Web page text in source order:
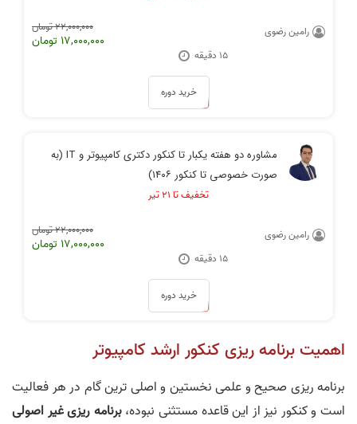
22,000,000 تومان
17,000,000 تومان
رامین رضوی
۱۵ دقیقه
خرید دوره
مشاوره دو هفته یکبار تا کنکور دکتری کامپیوتر و IT (به
صورت خصوصی تا کنکور ۱۴۰۶)
تخفیف تا ۲۱ تیر
22,000,000 تومان
17,000,000 تومان
رامین رضوی
۱۵ دقیقه
خرید دوره
اهمیت برنامه ریزی کنکور ارشد کامپیوتر
برنامه ریزی صحیح و علمی نخستین و اصلی ترین گام در هر فعالیت
است و کنکور نیز از این قاعده مستثنی نبوده،برنامه ریزی غیر اصولی